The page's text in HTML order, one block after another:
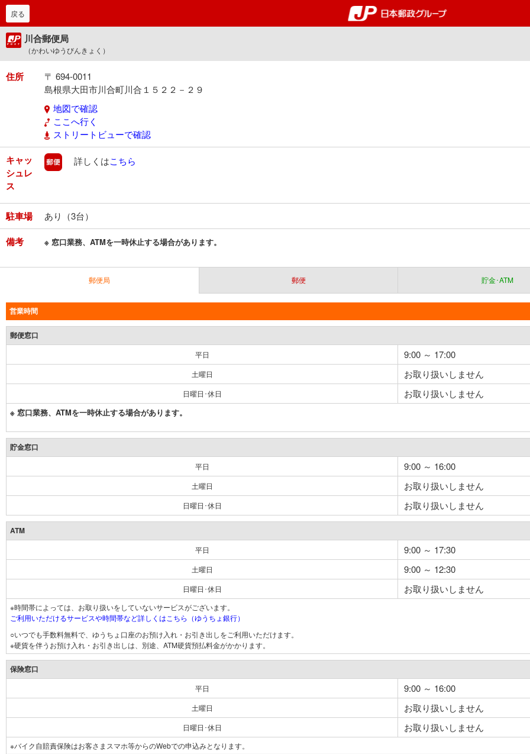
郵便局・日本郵政グルー
戻る
川合郵便局
（かわいゆうびんきょく）
住所
〒 694-0011
島根県大田市川合町川合１５２２－２９
地図で確認
ここへ行く
ストリートビューで確認
キャッ
シュレ
ス
郵便
詳しくはこちら
駐車場 あり（3台）
備考 ※ 窓口業務、ATMを一時休止する場合があります。
郵便局 郵便 貯金･ATM
営業時間
郵便窓口
平日 9:00 ～ 17:00
土曜日 お取り扱いしません
日曜日･休日 お取り扱いしません
※ 窓口業務、ATMを一時休止する場合があります。
貯金窓口
平日 9:00 ～ 16:00
土曜日 お取り扱いしません
日曜日･休日 お取り扱いしません
ATM
平日 9:00 ～ 17:30
土曜日 9:00 ～ 12:30
日曜日･休日 お取り扱いしません
※時間帯によっては、お取り扱いをしていないサービスがございます。
ご利用いただけるサービスや時間帯など詳しくはこちら（ゆうちょ銀行）
○いつでも手数料無料で、ゆうちょ口座のお預け入れ・お引き出しをご利用いただけます。
※硬貨を伴うお預け入れ・お引き出しは、別途、ATM硬貨預払料金がかかります。
保険窓口
平日 9:00 ～ 16:00
土曜日 お取り扱いしません
日曜日･休日 お取り扱いしません
※バイク自賠責保険はお客さまスマホ等からのWebでの申込みとなります。